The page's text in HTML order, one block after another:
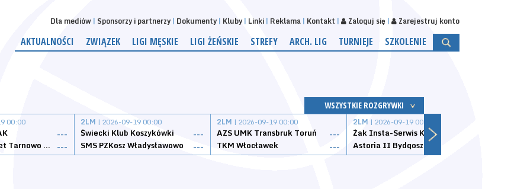
Dla mediów Sponsorzy i partnerzy Dokumenty Kluby Linki Reklama Kontakt Zaloguj się Zarejestruj konto
AKTUALNOŚCI ZWIĄZEK LIGI MĘSKIE LIGI ŻEŃSKIE STREFY ARCH. LIG TURNIEJE SZKOLENIE
WSZYSTKIE ROZGRYWKI
00:00
---
Tarnovia Basket Tarnowo Podgórne ---
2LM | 2026-09-19 00:00
Świecki Klub Koszykówki
---
SMS PZKosz Władysławowo
---
2LM | 2026-09-19 00:00
AZS UMK Transbruk Toruń
---
TKM Włocławek
---
2LM | 2026-09-19 00:00
Żak Insta-Serwis Koszalin
Astoria II Bydgoszcz